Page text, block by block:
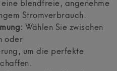
eine blendfreie, angenehme
Stromverbrauch.
Wählen Sie zwischen
oder
um die perfekte